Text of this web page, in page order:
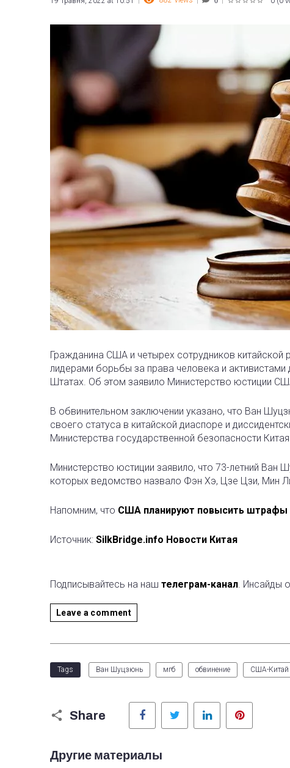
Гражданина США и четырех сотрудников китайской
лидерами борьбы за права человека и
Штатах. Об этом заявило Министерство юстиции
В обвинительном заключении указано, что Ван
своего статуса в китайской диаспоре и
Министерства государственной безопасности
Министерство юстиции заявило, что 73-летний
которых ведомство назвало Фэн Хэ, Цзе Цзи, Мин
Напомним, что США планируют повысить штрафы
Источник: SilkBridge.info Новости Китая
Подписывайтесь на наш телеграм-канал. Инсайды
Leave a comment
Tags Ван Шуцзюнь мгб обвинение США-Китай
Share
Facebook Twitter LinkedIn
Другие материалы